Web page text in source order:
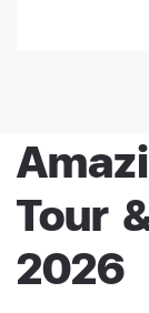
Tour
2026